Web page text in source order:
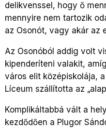
delikvenssel, hogy ő
mennyire nem tartozik
az Osonót, vagy akár az
Az Osonóból addig volt
kipenderíteni valakit,
város elit középiskolája,
Líceum szállította az
Komplikáltabbá vált a
kezdődően a Plugor